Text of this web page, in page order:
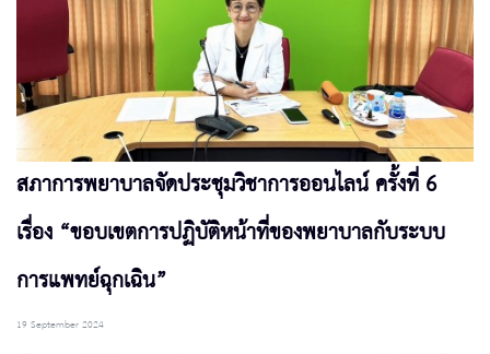
สภาการพยาบาลจัดประชุมวิชาการออนไลน์ ครั้งที่ 6
เรื่อง “ขอบเขตการปฏิบัติหน้าที่ของพยาบาลกับระบบ
การแพทย์ฉุกเฉิน”
19 September 2024